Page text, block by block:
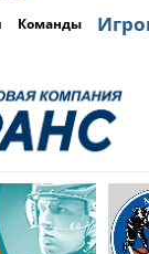
Команды